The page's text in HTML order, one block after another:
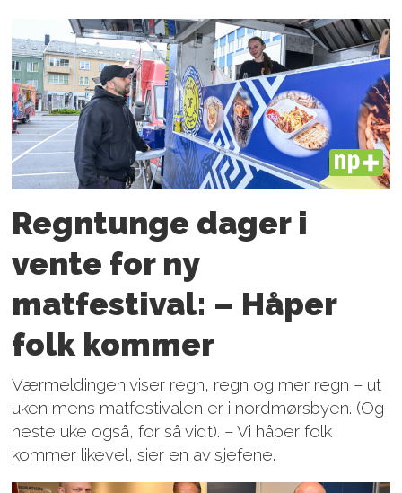
PLUS
Regntunge dager i
vente for ny
matfestival: – Håper
folk kommer
Værmeldingen viser regn, regn og mer regn – ut
uken mens matfestivalen er i nordmørsbyen. (Og
neste uke også, for så vidt). – Vi håper folk
kommer likevel, sier en av sjefene.